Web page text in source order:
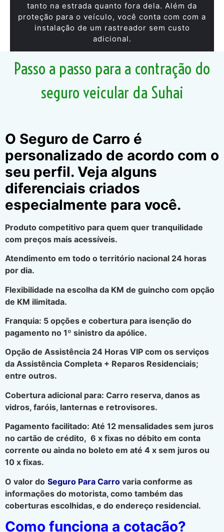
tanto na estrada quanto fora dela. Além da
proteção para o veículo, você conta com com a
instalação de um rastreador sem custo
adicional.
Passo a passo para a contração do
seguro veicular da Suhai
O Seguro de Carro é
personalizado de acordo com o
seu perfil. Veja alguns
diferenciais criados
especialmente para você.
Produto competitivo para quem quer tranquilidade
com preços mais acessíveis.
Atendimento em todo o território nacional 24 horas
por dia.
Flexibilidade na escolha da KM de guincho com opção
de KM ilimitada.
Franquia: 5 opções e cobertura para isenção do
pagamento no 1º sinistro da apólice.
Opção de Assistência 24 Horas VIP com os serviços
da Assistência Completa + Reparos Residenciais;
entre outros.
Cobertura adicional para: Carro reserva, danos as
vidros, faróis, lanternas e retrovisores.
Pagamento facilitado: Até 12 mensalidades sem juros
no cartão de crédito, 6 x fixas no débito em conta
corrente ou ainda no boleto em até 4 x sem juros ou
10 x fixas.
O valor do Seguro Para Carro varia conforme as
informações do motorista, como também das
coberturas escolhidas, e do endereço residencial.
Como funciona a cotação?